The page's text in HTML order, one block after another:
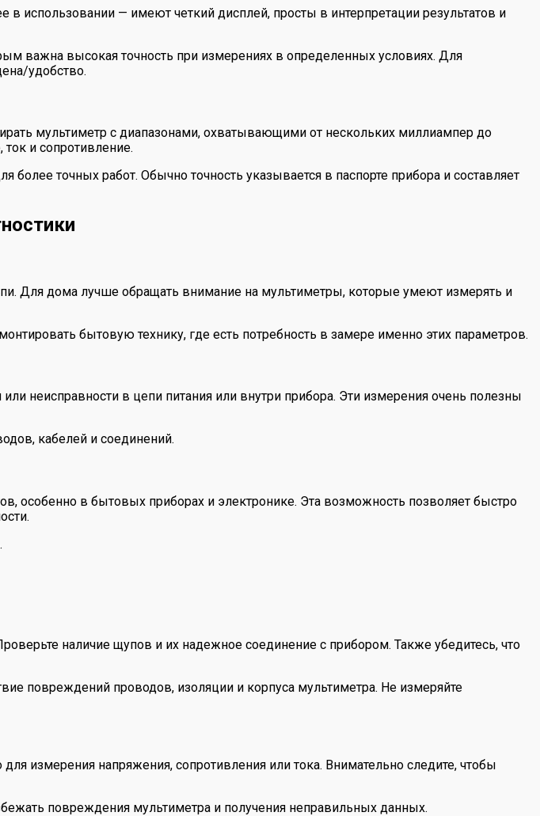
— имеют четкий дисплей, просты в интерпретации результатов и
важна высокая точность при измерениях в определенных условиях. Для
удобство.
мультиметр с диапазонами, охватывающими от нескольких миллиампер до
и сопротивление.
точных работ. Обычно точность указывается в паспорте прибора и составляет
Для дома лучше обращать внимание на мультиметры, которые умеют измерять и
бытовую технику, где есть потребность в замере именно этих параметров.
неисправности в цепи питания или внутри прибора. Эти измерения очень полезны
кабелей и соединений.
особенно в бытовых приборах и электронике. Эта возможность позволяет быстро
наличие щупов и их надежное соединение с прибором. Также убедитесь, что
повреждений проводов, изоляции и корпуса мультиметра. Не измеряйте
измерения напряжения, сопротивления или тока. Внимательно следите, чтобы
повреждения мультиметра и получения неправильных данных.